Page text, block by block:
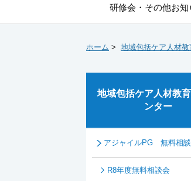
研修会・その他お知
ホーム > 地域包括ケア人材
地域包括ケア人材教
ンター
アジャイルPG 無料相
R8年度無料相談会